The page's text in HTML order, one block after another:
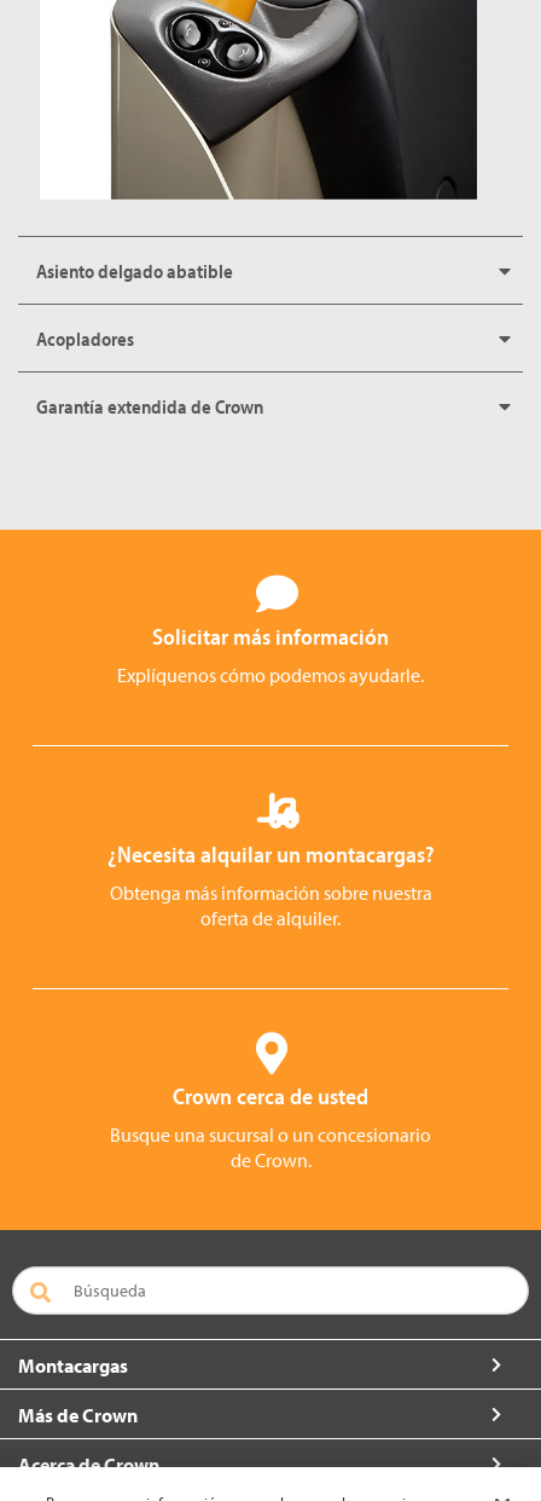
Asiento delgado abatible
Acopladores
Garantía extendida de Crown
Solicitar más información
Explíquenos cómo podemos ayudarle.
¿Necesita alquilar un montacargas?
Obtenga más información sobre nuestra
oferta de alquiler.
Crown cerca de usted
Busque una sucursal o un concesionario
de Crown.
Montacargas
Más de Crown
Acerca de Crown